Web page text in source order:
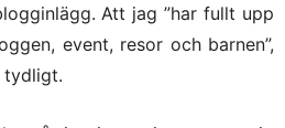
Att jag ”har fullt upp
event, resor och barnen”,
tydligt.